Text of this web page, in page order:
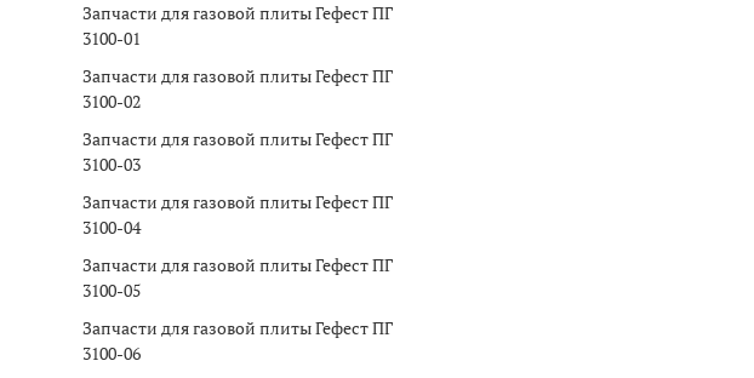
Запчасти для газовой плиты Гефест ПГ
3100-01
Запчасти для газовой плиты Гефест ПГ
3100-02
Запчасти для газовой плиты Гефест ПГ
3100-03
Запчасти для газовой плиты Гефест ПГ
3100-04
Запчасти для газовой плиты Гефест ПГ
3100-05
Запчасти для газовой плиты Гефест ПГ
3100-06